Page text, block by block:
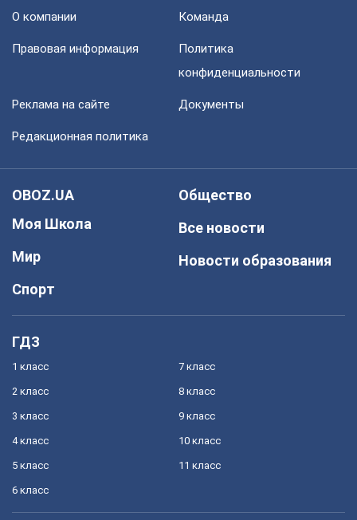
О компании Команда
Правовая информация
Политика
конфиденциальности
Реклама на сайте Документы
Редакционная политика
OBOZ.UA
Моя Школа
Мир
Спорт
Общество
Все новости
Новости образования
ГДЗ
1 класс
2 класс
3 класс
4 класс
5 класс
6 класс
7 класс
8 класс
9 класс
10 класс
11 класс